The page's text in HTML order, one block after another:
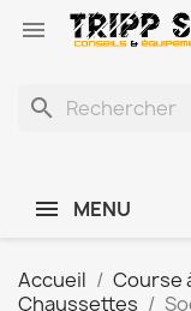

search
MENU
Accueil Course
Chaussettes